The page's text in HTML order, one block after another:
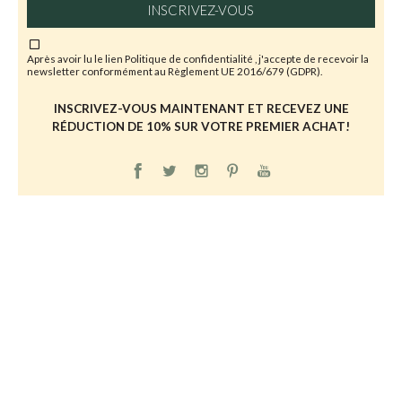
INSCRIVEZ-VOUS
Après avoir lu le lien Politique de confidentialité , j'accepte de recevoir la
newsletter conformément au Règlement UE 2016/679 (GDPR).
INSCRIVEZ-VOUS MAINTENANT ET RECEVEZ UNE
RÉDUCTION DE 10% SUR VOTRE PREMIER ACHAT!